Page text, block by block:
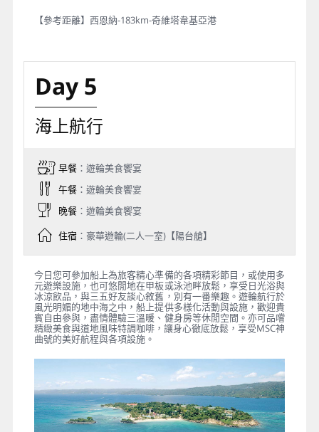
【參考距離】西恩納-183km-奇維塔韋基亞港
Day 5
海上航行
早餐：遊輪美食饗宴
午餐：遊輪美食饗宴
晚餐：遊輪美食饗宴
住宿：豪華遊輪(二人一室)【陽台艙】
今日您可參加船上為旅客精心準備的各項精彩節目，或使用多
元遊樂設施，也可悠閒地在甲板或泳池畔放鬆，享受日光浴與
冰涼飲品，與三五好友談心敘舊，別有一番樂趣。遊輪航行於
風光明媚的地中海之中，船上提供多樣化活動與設施，歡迎貴
賓自由參與，盡情體驗三溫暖、健身房等休閒空間。亦可品嚐
精緻美食與道地風味特調咖啡，讓身心徹底放鬆，享受MSC神
曲號的美好航程與各項設施。